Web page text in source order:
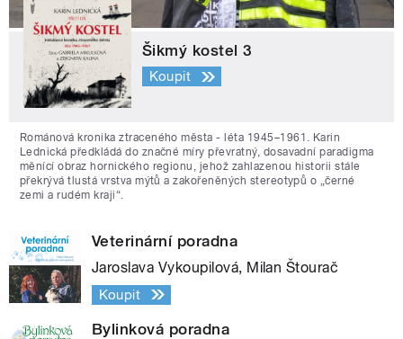
Šikmý kostel 3
Koupit
Románová kronika ztraceného města - léta 1945–1961. Karin
Lednická předkládá do značné míry převratný, dosavadní paradigma
měnící obraz hornického regionu, jehož zahlazenou historii stále
překrývá tlustá vrstva mýtů a zakořeněných stereotypů o „černé
zemi a rudém kraji“.
Veterinární poradna
Jaroslava Vykoupilová, Milan Štourač
Koupit
Bylinková poradna